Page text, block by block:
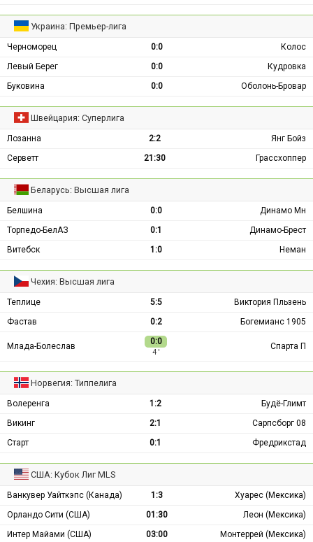
Украина: Премьер-лига
Черноморец 0:0
Колос
Левый Берег
0:0
Кудровка
Буковина
0:0 Оболонь-Бровар
Швейцария: Суперлига
Лозанна 2:2
Янг Бойз
Серветт
21:30 Грассхоппер
Беларусь: Высшая лига
Белшина 0:0
Динамо Мн
Торпедо-БелАЗ
0:1
Динамо-Брест
Витебск
1:0 Неман
Чехия: Высшая лига
Теплице 5:5
Виктория Пльзень
Фастав
0:2 Богемианс 1905
Млада-Болеслав 0:0
4 ′
Спарта П
Норвегия: Типпелига
Волеренга 1:2
Будё-Глимт
Викинг
2:1
Сарпсборг 08
Старт
0:1 Фредрикстад
США: Кубок Лиг MLS
Ванкувер Уайткэпс (Канада) 1:3
Хуарес (Мексика)
Орландо Сити (США)
01:30
Леон (Мексика)
Интер Майами (США)
03:00
Монтеррей (Мексика)